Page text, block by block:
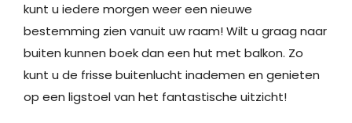
kunt u iedere morgen weer een nieuwe
bestemming zien vanuit uw raam! Wilt u graag naar
buiten kunnen boek dan een hut met balkon. Zo
kunt u de frisse buitenlucht inademen en genieten
op een ligstoel van het fantastische uitzicht!